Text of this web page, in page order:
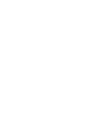
청'
쟁력 가른다
폐지 우려 전달
사일 지원, 작년의 3분의 1